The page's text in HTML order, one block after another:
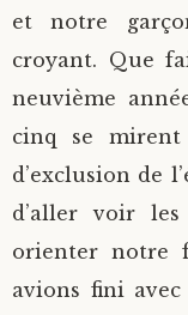
et notre
croyant. Que
neuvième
cinq se mirent
d’exclusion de
d’aller voir
orienter notre
avions fini avec